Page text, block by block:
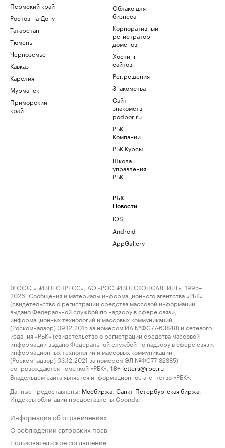
Пермский край
Ростов-на-Дону
Татарстан
Тюмень
Черноземье
Кавказ
Карелия
Мурманск
Приморский
край
Облако для
бизнеса
Корпоративный
регистратор
доменов
Хостинг
сайтов
Рег.решения
Знакомства
Сайт
знакомств
podbor.ru
РБК
Компании
РБК Курсы
Школа
управления
РБК
РБК
Новости
iOS
Android
AppGallery
© ООО «БИЗНЕСПРЕСС», АО «РОСБИЗНЕСКОНСАЛТИНГ», 1995–
2026. Сообщения и материалы информационного агентства «РБК»
(свидетельство о регистрации средства массовой информации
выдано Федеральной службой по надзору в сфере связи,
информационных технологий и массовых коммуникаций
(Роскомнадзор) 09.12.2015 за номером ИА №ФС77-63848) и сетевого
издания «РБК» (свидетельство о регистрации средства массовой
информации выдано Федеральной службой по надзору в сфере связи,
информационных технологий и массовых коммуникаций
(Роскомнадзор) 03.12.2021 за номером ЭЛ №ФС77-82385)
сопровождаются пометкой «РБК».
18+ letters@rbc.ru
Владельцем сайта является информационное агентство «РБК».
Данные предоставлены: Мосбиржа Санкт-Петербургская биржа
Индексы облигаций предоставлены Cbonds.
Информация об ограничениях
О соблюдении авторских прав
Пользовательское соглашение